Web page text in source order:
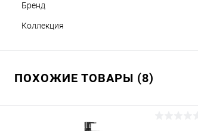
Бренд
Коллекция
ПОХОЖИЕ ТОВАРЫ (8)